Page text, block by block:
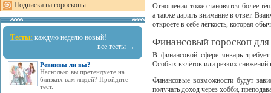
Подписка на гороскопы
Тесты: каждую неделю новый!
все тесты →
Ревнивы ли вы?
Насколько вы претендуете на
близких вам людей? Пройдите
тест.
Отношения тоже становятся более
а также дарить внимание в ответ.
откроете в себе лёгкость, которая
Финансовый гороскоп
В финансовой сфере январь
Особых взлётов или резких снижений
Финансовые возможности будут
получать доход через хобби,